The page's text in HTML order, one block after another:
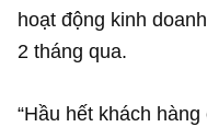
hoạt động kinh
2 tháng qua.
“Hầu hết khách